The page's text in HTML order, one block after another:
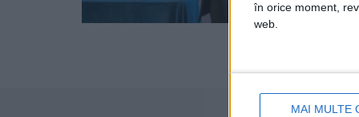
în orice moment,
web.
MAI MULTE